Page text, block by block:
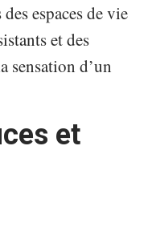
espaces de vie
et des
sensation d’un
et